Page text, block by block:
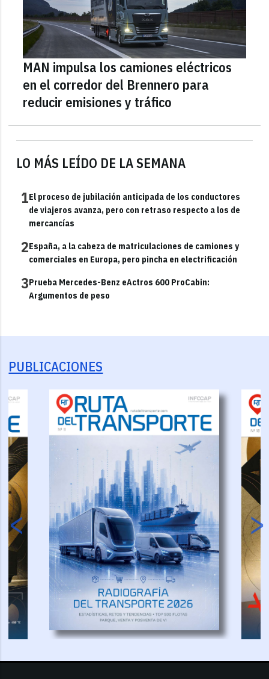
LO MÁS LEÍDO DE LA SEMANA
1El proceso de jubilación anticipada de los conductores
de viajeros avanza, pero con retraso respecto a los de
mercancías
2España, a la cabeza de matriculaciones de camiones y
comerciales en Europa, pero pincha en electrificación
3Prueba Mercedes-Benz eActros 600 ProCabin:
Argumentos de peso
MAN impulsa los camiones eléctricos
en el corredor del Brennero para
reducir emisiones y tráfico
PUBLICACIONES